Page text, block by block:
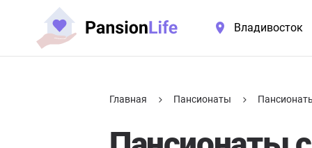
Владивосток
Главная Пансионаты